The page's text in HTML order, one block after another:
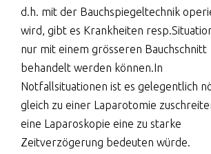
d.h. mit der Bauchspiegeltechnik
wird, gibt es Krankheiten
nur mit einem grösseren Bauchschnitt
behandelt werden können.In
Notfallsituationen ist es gelegentlich
gleich zu einer Laparotomie
eine Laparoskopie eine zu starke
Zeitverzögerung bedeuten würde.